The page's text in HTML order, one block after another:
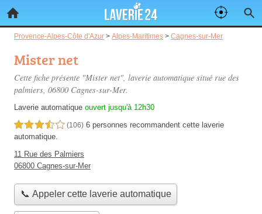
Provence-Alpes-Côte d'Azur > Alpes-Maritimes > Cagnes-sur-Mer
Mister net
Cette fiche présente "Mister net", laverie automatique situé rue des
palmiers, 06800 Cagnes-sur-Mer.
Laverie automatique ouvert jusqu'à 12h30
3,5 étoiles sur 5 (106) 6 personnes recommandent cette laverie
automatique.
11 Rue des Palmiers
06800 Cagnes-sur-Mer
📞 Appeler cette laverie automatique